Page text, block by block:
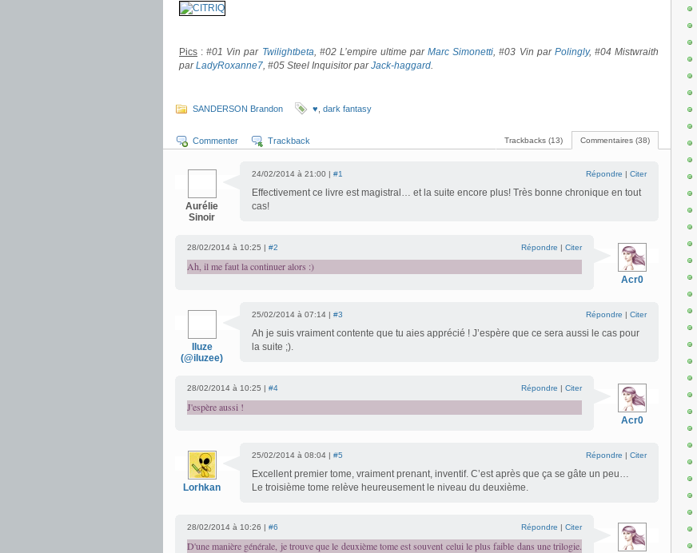
Pics :#01 Vin par Twilightbeta, #02 L’empire ultime parMarc Simonetti, #03 Vin par Polingly, #04 Mistwraith
parLadyRoxanne7, #05 Steel Inquisitor parJack-haggard.
SANDERSON Brandon ♥ dark fantasy
Commentaires (38)
Trackbacks (13)
Commenter Trackback
Aurélie
Sinoir
24/02/2014 à 21:00 | #1 Répondre | Citer
Effectivement ce livre est magistral… et la suite encore plus! Très bonne chronique en tout
cas!
Acr0
28/02/2014 à 10:25 | #2 Répondre | Citer
Ah, il me faut la continuer alors :)
Iluze
(@iluzee)
25/02/2014 à 07:14 | #3 Répondre | Citer
Ah je suis vraiment contente que tu aies apprécié ! J’espère que ce sera aussi le cas pour
la suite ;).
Acr0
28/02/2014 à 10:25 | #4 Répondre | Citer
J'espère aussi !
Lorhkan
25/02/2014 à 08:04 | #5 Répondre | Citer
Excellent premier tome, vraiment prenant, inventif. C’est après que ça se gâte un peu…
Le troisième tome relève heureusement le niveau du deuxième.
28/02/2014 à 10:26 | #6 Répondre | Citer
D'une manière générale, je trouve que le deuxième tome est souvent celui le plus faible dans une trilogie.